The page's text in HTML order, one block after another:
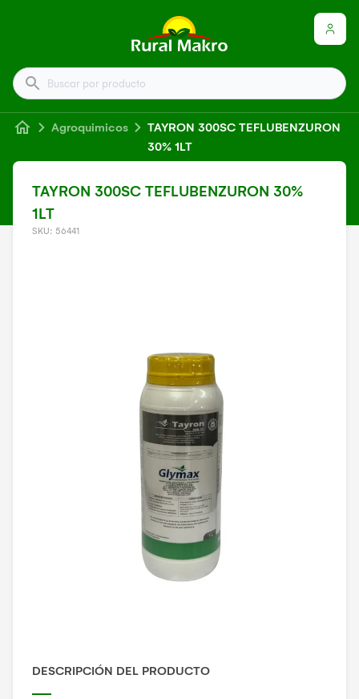
Buscar por producto
Agroquimicos
TAYRON 300SC TEFLUBENZURON
30% 1LT
TAYRON 300SC TEFLUBENZURON 30%
1LT
SKU: 56441
DESCRIPCIÓN DEL PRODUCTO